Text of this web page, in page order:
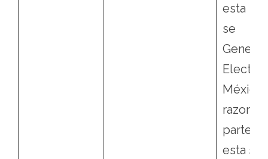
esta
se
parte
esta